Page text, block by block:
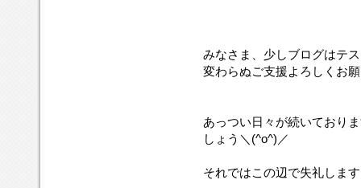
みなさま、少しブログはテ
変わらぬご支援よろしくお
あっつい日々が続いており
しょう＼(^o^)／
それではこの辺で失礼しま